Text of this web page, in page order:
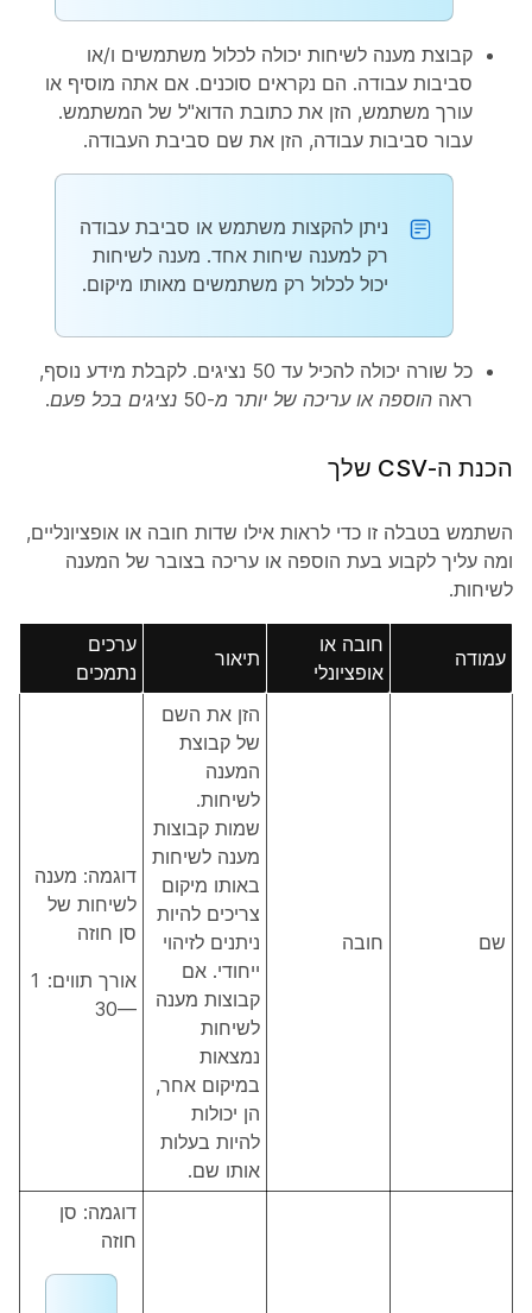
קבוצת מענה לשיחות יכולה לכלול משתמשים ו/או
סביבות עבודה. הם נקראים סוכנים. אם אתה מוסיף או
עורך משתמש, הזן את כתובת הדוא"ל של המשתמש.
עבור סביבות עבודה, הזן את שם סביבת העבודה.
ניתן להקצות משתמש או סביבת עבודה
רק למענה שיחות אחד. מענה לשיחות
יכול לכלול רק משתמשים מאותו מיקום.
כל שורה יכולה להכיל עד 50 נציגים. לקבלת מידע נוסף,
ראה הוספה או עריכה של יותר מ-50 נציגים בכל פעם .
הכנת ה-CSV שלך
השתמש בטבלה זו כדי לראות אילו שדות חובה או אופציונליים,
ומה עליך לקבוע בעת הוספה או עריכה בצובר של המענה
לשיחות.
עמודה
חובה או
אופציונלי
תיאור
ערכים
נתמכים
שם חובה
הזן את השם
של קבוצת
המענה
לשיחות.
שמות קבוצות
מענה לשיחות
באותו מיקום
צריכים להיות
ניתנים לזיהוי
ייחודי. אם
קבוצות מענה
לשיחות
נמצאות
במיקום אחר,
הן יכולות
להיות בעלות
אותו שם.
דוגמה: מענה
לשיחות של
סן חוזה
אורך תווים: 1
—30
דוגמה: סן
חוזה